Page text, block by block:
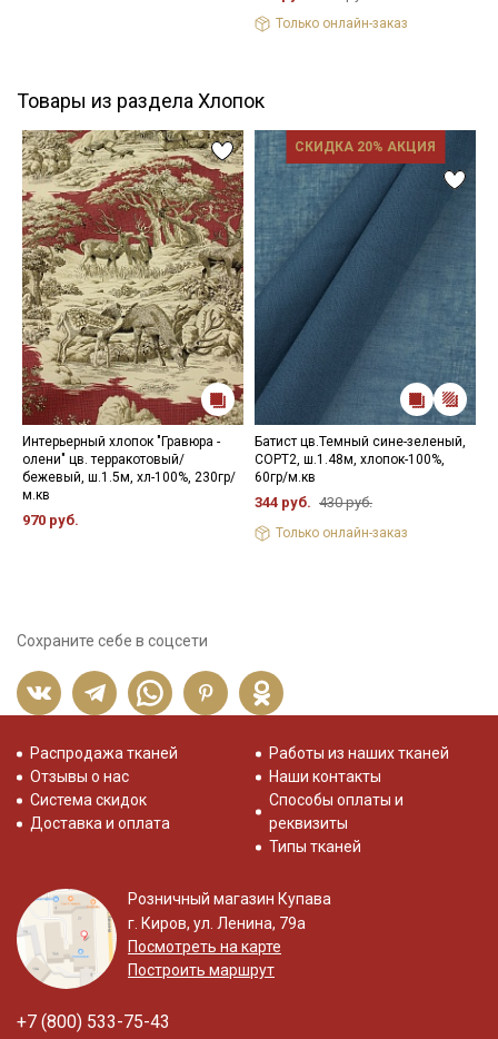
Только онлайн-заказ
Товары из раздела Хлопок
Интерьерный хлопок "Гравюра -
олени" цв. терракотовый/
бежевый, ш.1.5м, хл-100%, 230гр/
м.кв
970 руб.
СКИДКА 20% АКЦИЯ
Батист цв.Темный сине-зеленый,
СОРТ2, ш.1.48м, хлопок-100%,
60гр/м.кв
344 руб. 430 руб.
Только онлайн-заказ
Сохраните себе в соцсети
Распродажа тканей
Отзывы о нас
Система скидок
Доставка и оплата
Работы из наших тканей
Наши контакты
Способы оплаты и
реквизиты
Типы тканей
Розничный магазин Купава
г. Киров, ул. Ленина, 79а
Посмотреть на карте
Построить маршрут
+7 (800) 533-75-43